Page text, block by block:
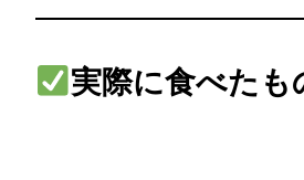
実際に食べたも